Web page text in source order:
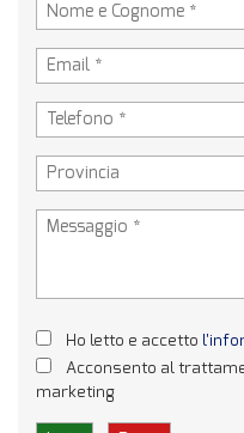
Ho letto e accetto
Acconsento al
marketing